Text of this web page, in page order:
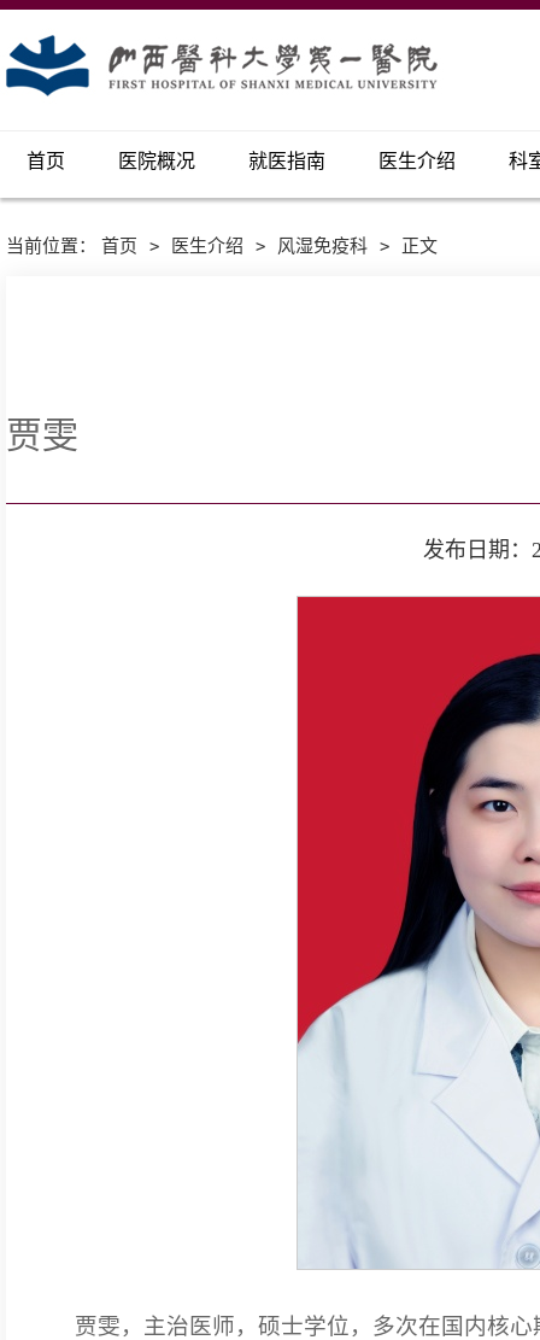
首页 医院概况 就医指南 医生介绍 科
当前位置： 首页 > 医生介绍 > 风湿免疫科 > 正文
贾雯
发布日期：
贾雯，主治医师，硕士学位，多次在国内核